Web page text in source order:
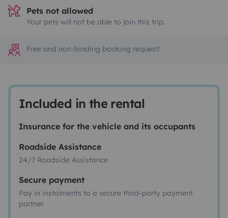
Pets not allowed
Your pets will not be able to join this trip.
Free and non-binding booking request!
Included in the rental
Insurance for the vehicle and its occupants
Roadside Assistance
24/7 Roadside Assistance
Secure payment
Pay in instalments to a secure third-party payment
partner